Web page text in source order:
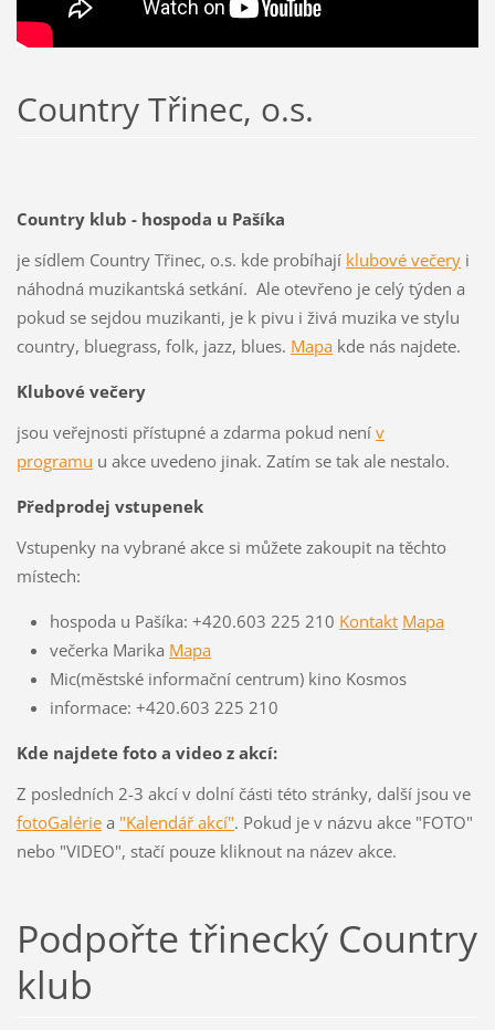
Country Třinec, o.s.
Country klub - hospoda u Pašíka
je sídlem Country Třinec, o.s. kde probíhají klubové večeryi
náhodná muzikantská setkání. Ale otevřeno je celý týden a
pokud se sejdou muzikanti, je k pivu i živá muzika ve stylu
country, bluegrass, folk, jazz, blues. Mapakde nás najdete.
Klubové večery
jsou veřejnosti přístupné a zdarma pokud není v
programu u akce uvedeno jinak. Zatím se tak ale nestalo.
Předprodej vstupenek
Vstupenky na vybrané akce si můžete zakoupit na těchto
místech:
hospoda u Pašíka: +420.603 225 210 Kontakt Mapa
večerka Marika Mapa
Mic(městské informační centrum) kino Kosmos
informace: +420.603 225 210
Kde najdete foto a video z akcí:
Z posledních 2-3 akcí v dolní části této stránky, další jsou ve
fotoGalériea "Kalendář akcí". Pokud je v názvu akce "FOTO"
nebo "VIDEO", stačí pouze kliknout na název akce.
Podpořte třinecký Country
klub